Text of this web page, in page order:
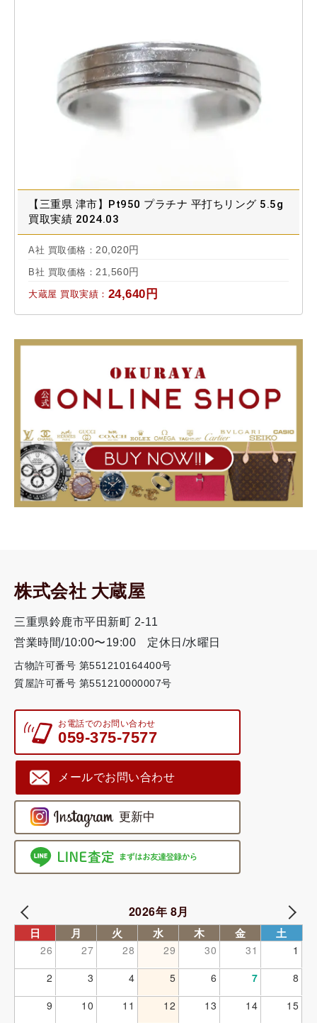
【三重県 津市】Pt950 プラチナ 平打ちリング 5.5g
買取実績 2024.03
A社 買取価格： 20,020円
B社 買取価格： 21,560円
大蔵屋 買取実績： 24,640円
株式会社 大蔵屋
三重県鈴鹿市平田新町 2-11
営業時間/10:00〜19:00
定休日/水曜日
古物許可番号 第551210164400号
質屋許可番号 第551210000007号
お電話でのお問い合わせ
059-375-7577
メールでお問い合わせ
2026年 8月
日 月 火 水 木 金 土
26 27 28 29 30 31
1
2
3 4 5 6 7
8
9
10 11 12 13 14
15